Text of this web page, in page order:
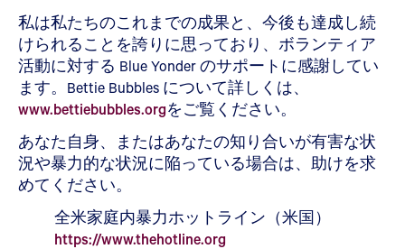
私は私たちのこれまでの成果と、今後も達成し続
けられることを誇りに思っており、ボランティア
活動に対する Blue Yonder のサポートに感謝してい
ます。Bettie Bubbles について詳しくは、
www.bettiebubbles.orgをご覧ください。
あなた自身、またはあなたの知り合いが有害な状
況や暴力的な状況に陥っている場合は、助けを求
めてください。
全米家庭内暴力ホットライン（米国）
https://www.thehotline.org